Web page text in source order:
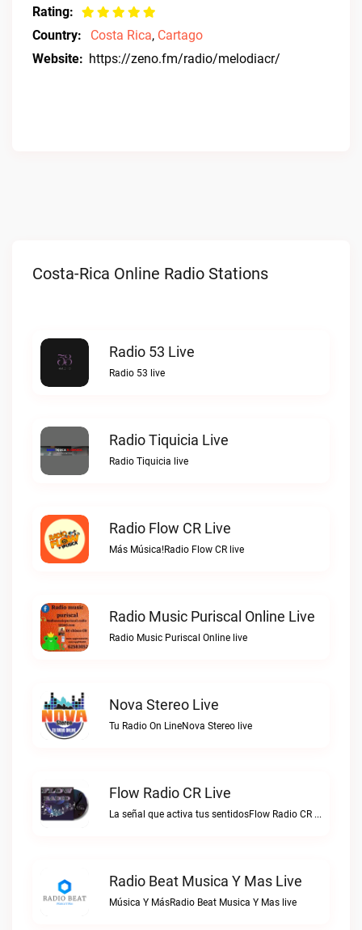
Rating:
Country:
Costa Rica, Cartago
Website: https://zeno.fm/radio/melodiacr/
Costa-Rica Online Radio Stations
Radio 53 Live
Radio 53 live
Radio Tiquicia Live
Radio Tiquicia live
Radio Flow CR Live
Más Música!Radio Flow CR live
Radio Music Puriscal Online Live
Radio Music Puriscal Online live
Nova Stereo Live
Tu Radio On LineNova Stereo live
Flow Radio CR Live
La señal que activa tus sentidosFlow Radio CR live
Radio Beat Musica Y Mas Live
Música Y MásRadio Beat Musica Y Mas live